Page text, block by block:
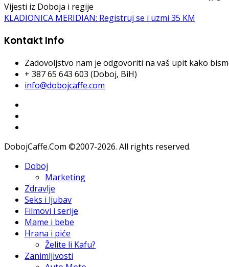
Vijesti iz Doboja i regije
KLADIONICA MERIDIAN: Registruj se i uzmi 35 KM
Kontakt Info
Zadovoljstvo nam je odgovoriti na vaš upit kako
+ 387 65 643 603 (Doboj, BiH)
info@dobojcaffe.com
DobojCaffe.Com ©2007-2026. All rights reserved.
Doboj
Marketing
Zdravlje
Seks i ljubav
Filmovi i serije
Mame i bebe
Hrana i piće
Želite li Kafu?
Zanimljivosti